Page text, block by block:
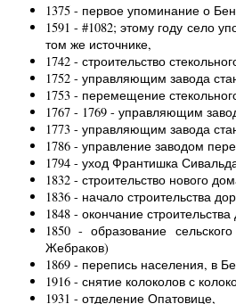
1375 - первое упоминание о
1591 - #1082; этому году село
том же источнике,
1742 - строительство
1752 - управляющим завода
1753 - перемещение
1767 - 1769 - управляющим
1773 - управляющим завода
1786 - управление заводом
1794 - уход Франтишка
1832 - строительство нового
1836 - начало строительства
1848 - окончание строительства
1850 - образование
Жебраков)
1869 - перепись населения, в
1916 - снятие колоколов с
1931 - отделение Опатовице,